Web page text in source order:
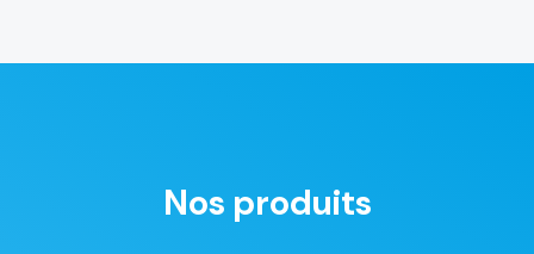
Nos produits